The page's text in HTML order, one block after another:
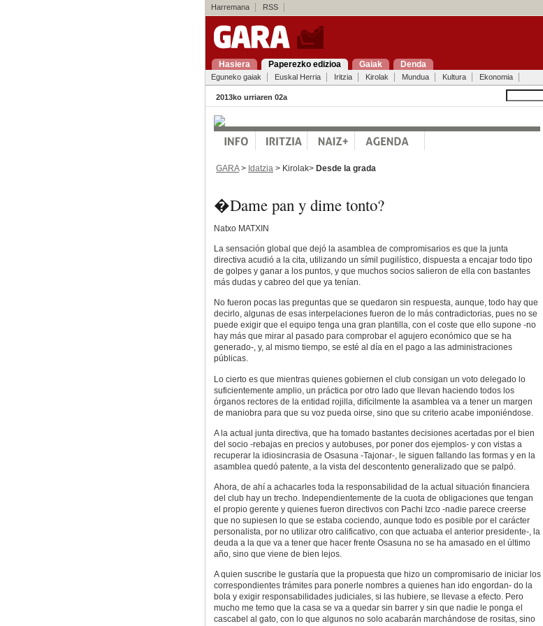
Harremana RSS
Hasiera Paperezko edizioa Gaiak Denda
Eguneko gaiak Euskal Herria Iritzia Kirolak Mundua Kultura Ekonomia
2013ko urriaren 02a
GARA> Idatzia > Kirolak> Desde la grada
�Dame pan y dime tonto?
Natxo MATXIN
La sensación global que dejó la asamblea de compromisarios es que la junta
directiva acudió a la cita, utilizando un símil pugilístico, dispuesta a encajar todo tipo
de golpes y ganar a los puntos, y que muchos socios salieron de ella con bastantes
más dudas y cabreo del que ya tenían.
No fueron pocas las preguntas que se quedaron sin respuesta, aunque, todo hay que
decirlo, algunas de esas interpelaciones fueron de lo más contradictorias, pues no se
puede exigir que el equipo tenga una gran plantilla, con el coste que ello supone -no
hay más que mirar al pasado para comprobar el agujero económico que se ha
generado-, y, al mismo tiempo, se esté al día en el pago a las administraciones
públicas.
Lo cierto es que mientras quienes gobiernen el club consigan un voto delegado lo
suficientemente amplio, un práctica por otro lado que llevan haciendo todos los
órganos rectores de la entidad rojilla, difícilmente la asamblea va a tener un margen
de maniobra para que su voz pueda oirse, sino que su criterio acabe imponiéndose.
A la actual junta directiva, que ha tomado bastantes decisiones acertadas por el bien
del socio -rebajas en precios y autobuses, por poner dos ejemplos- y con vistas a
recuperar la idiosincrasia de Osasuna -Tajonar-, le siguen fallando las formas y en la
asamblea quedó patente, a la vista del descontento generalizado que se palpó.
Ahora, de ahí a achacarles toda la responsabilidad de la actual situación financiera
del club hay un trecho. Independientemente de la cuota de obligaciones que tengan
el propio gerente y quienes fueron directivos con Pachi Izco -nadie parece creerse
que no supiesen lo que se estaba cociendo, aunque todo es posible por el carácter
personalista, por no utilizar otro calificativo, con que actuaba el anterior presidente-, la
deuda a la que va a tener que hacer frente Osasuna no se ha amasado en el último
año, sino que viene de bien lejos.
A quien suscribe le gustaría que la propuesta que hizo un compromisario de iniciar los
correspondientes trámites para ponerle nombres a quienes han ido engordan- do la
bola y exigir responsabilidades judiciales, si las hubiere, se llevase a efecto. Pero
mucho me temo que la casa se va a quedar sin barrer y sin que nadie le ponga el
cascabel al gato, con lo que algunos no solo acabarán marchándose de rositas, sino